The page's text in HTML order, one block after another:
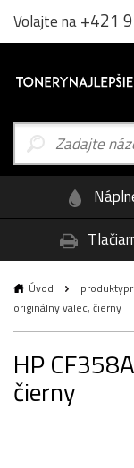
Volajte na+421
Úvod
originálny valec, čierny
HP
čierny